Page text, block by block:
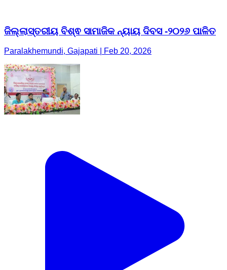
ଜିଲ୍ଲାସ୍ତରୀୟ ବିଶ୍ଵ ସାମାଜିକ ନ୍ୟାୟ ଦିବସ -୨୦୨୬ ପାଳିତ
Paralakhemundi, Gajapati | Feb 20, 2026